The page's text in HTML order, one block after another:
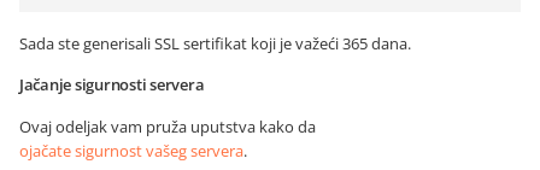
Sada ste generisali SSL sertifikat koji je važeći 365 dana.
Jačanje sigurnosti servera
Ovaj odeljak vam pruža uputstva kako da
ojačate sigurnost vašeg servera.